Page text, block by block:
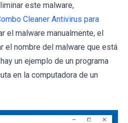
este malware,
Cleaner Antivirus para
el malware manualmente, el
el nombre del malware que está
un ejemplo de un programa
en la computadora de un